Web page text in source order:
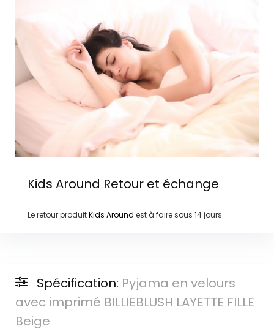
Kids Around Retour et échange
Le retour produitKids Around est à faire sous 14 jours
Spécification: Pyjama en velours
avec imprimé BILLIEBLUSH LAYETTE FILLE
Beige